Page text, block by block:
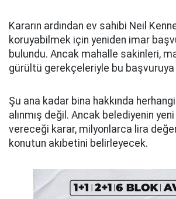
Kararın ardından ev sahibi Neil
koruyabilmek için yeniden imar
bulundu. Ancak mahalle sakinleri,
gürültü gerekçeleriyle bu
Şu ana kadar bina hakkında herhangi
alınmış değil. Ancak belediyenin
vereceği karar, milyonlarca lira
konutun akıbetini belirleyecek.